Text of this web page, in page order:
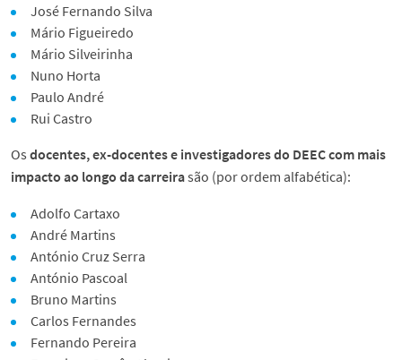
José Fernando Silva
Mário Figueiredo
Mário Silveirinha
Nuno Horta
Paulo André
Rui Castro
Os docentes, ex-docentes e investigadores do DEEC com mais
impacto ao longo da carreirasão (por ordem alfabética):
Adolfo Cartaxo
André Martins
António Cruz Serra
António Pascoal
Bruno Martins
Carlos Fernandes
Fernando Pereira